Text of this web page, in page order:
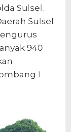
Sulsel.
Sulsel
940
I